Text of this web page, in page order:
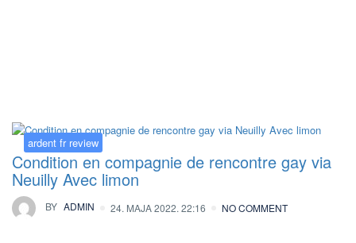
ardent fr review
Condition en compagnie de rencontre gay via
Neuilly Avec limon
BY ADMIN 24. MAJA 2022. 22:16 NO COMMENT